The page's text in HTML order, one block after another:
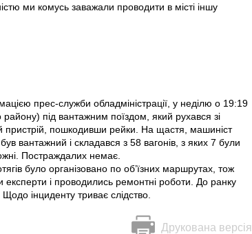
ми комусь заважали проводити в місті іншу
прес-служби обладміністрації, у неділю о 19:19
району) під вантажним поїздом, який рухався зі
пристрій, пошкодивши рейки. На щастя, машиніст
вантажний і складався з 58 вагонів, з яких 7 були
Постраждалих немає.
було організовано по об’їзних маршрутах, тож
і проводились ремонтні роботи. До ранку
інциденту триває слідство.
Друкована версія